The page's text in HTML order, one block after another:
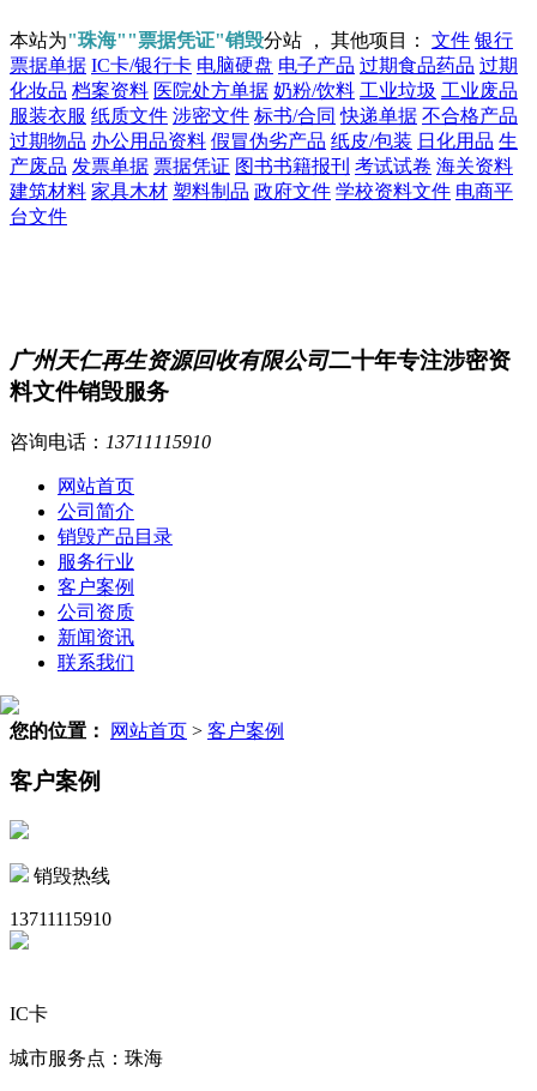
本站为"珠海""票据凭证"销毁分站 ， 其他项目： 文件 银行
票据单据 IC卡/银行卡 电脑硬盘 电子产品 过期食品药品 过期
化妆品 档案资料 医院处方单据 奶粉/饮料 工业垃圾 工业废品
服装衣服 纸质文件 涉密文件 标书/合同 快递单据 不合格产品
过期物品 办公用品资料 假冒伪劣产品 纸皮/包装 日化用品 生
产废品 发票单据 票据凭证 图书书籍报刊 考试试卷 海关资料
建筑材料 家具木材 塑料制品 政府文件 学校资料文件 电商平
台文件
广州天仁再生资源回收有限公司二十年专注涉密资
料文件销毁服务
咨询电话： 13711115910
网站首页
公司简介
销毁产品目录
服务行业
客户案例
公司资质
新闻资讯
联系我们
您的位置： 网站首页 > 客户案例
客户案例
销毁热线
13711115910
IC卡
城市服务点：珠海